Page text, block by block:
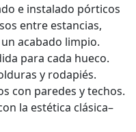
e instalado pórticos
entre estancias,
acabado limpio.
para cada hueco.
y rodapiés.
con paredes y techos.
la estética clásica–